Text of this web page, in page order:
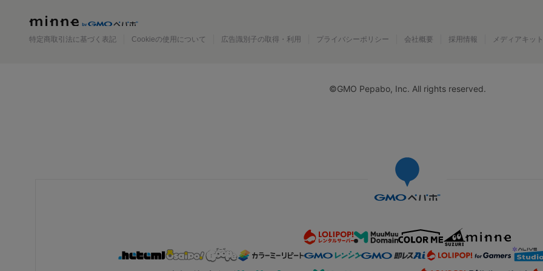
特定商取引法に基づく表記 Cookieの使用について 広告識別子の取得・利用 プライバシーポリシー 会社概要 採用情報 メディアキット
©GMO Pepabo, Inc. All rights reserved.